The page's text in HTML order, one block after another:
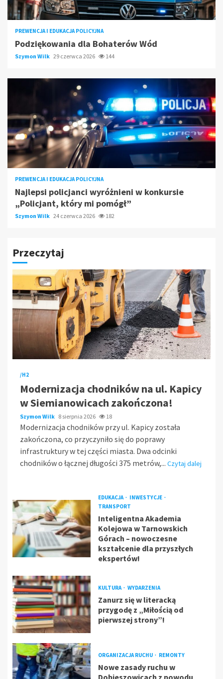
PREWENCJA I EDUKACJA POLICYJNA
Podziękowania dla Bohaterów Wód
Szymon Wilk 29 czerwca 2026 144
PREWENCJA I EDUKACJA POLICYJNA
Najlepsi policjanci wyróżnieni w konkursie
„Policjant, który mi pomógł”
Szymon Wilk 24 czerwca 2026 182
Przeczytaj
/H2
Modernizacja chodników na ul. Kapicy
w Siemianowicach zakończona!
Szymon Wilk 8 sierpnia 2026 18
Modernizacja chodników przy ul. Kapicy została
zakończona, co przyczyniło się do poprawy
infrastruktury w tej części miasta. Dwa odcinki
chodników o łącznej długości 375 metrów,... Czytaj dalej
EDUKACJA
INWESTYCJE
TRANSPORT
Inteligentna Akademia
Kolejowa w Tarnowskich
Górach – nowoczesne
kształcenie dla przyszłych
ekspertów!
KULTURA WYDARZENIA
Zanurz się w literacką
przygodę z „Miłością od
pierwszej strony”!
ORGANIZACJA RUCHU REMONTY
Nowe zasady ruchu w
Dobieszowicach z powodu